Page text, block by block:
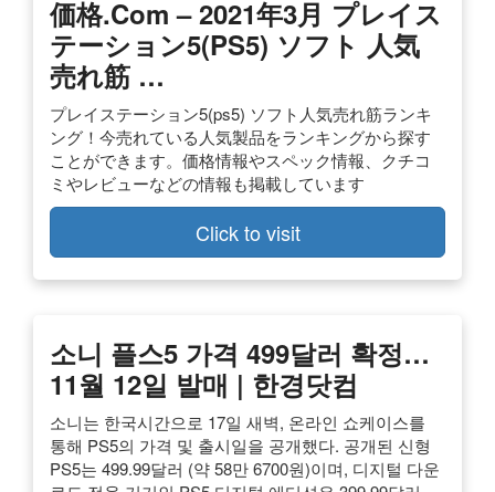
価格.com – 2021年3月 プレイス
テーション5(PS5) ソフト 人気
売れ筋 …
プレイステーション5(ps5) ソフト人気売れ筋ランキ
ング！今売れている人気製品をランキングから探す
ことができます。価格情報やスペック情報、クチコ
ミやレビューなどの情報も掲載しています
Click to visit
소니 플스5 가격 499달러 확정…
11월 12일 발매 | 한경닷컴
소니는 한국시간으로 17일 새벽, 온라인 쇼케이스를
통해 PS5의 가격 및 출시일을 공개했다. 공개된 신형
PS5는 499.99달러 (약 58만 6700원)이며, 디지털 다운